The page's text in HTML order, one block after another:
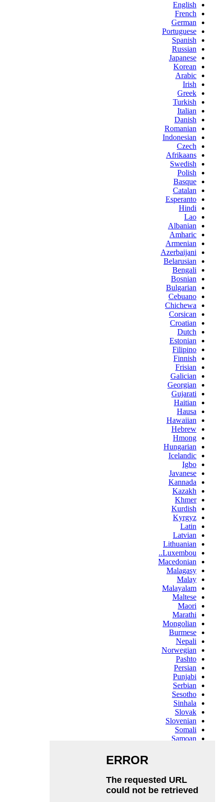
English
French
German
Portuguese
Spanish
Russian
Japanese
Korean
Arabic
Irish
Greek
Turkish
Italian
Danish
Romanian
Indonesian
Czech
Afrikaans
Swedish
Polish
Basque
Catalan
Esperanto
Hindi
Lao
Albanian
Amharic
Armenian
Azerbaijani
Belarusian
Bengali
Bosnian
Bulgarian
Cebuano
Chichewa
Corsican
Croatian
Dutch
Estonian
Filipino
Finnish
Frisian
Galician
Georgian
Gujarati
Haitian
Hausa
Hawaiian
Hebrew
Hmong
Hungarian
Icelandic
Igbo
Javanese
Kannada
Kazakh
Khmer
Kurdish
Kyrgyz
Latin
Latvian
Lithuanian
Luxembou..
Macedonian
Malagasy
Malay
Malayalam
Maltese
Maori
Marathi
Mongolian
Burmese
Nepali
Norwegian
Pashto
Persian
Punjabi
Serbian
Sesotho
Sinhala
Slovak
Slovenian
Somali
Samoan
Swahili
Tajik